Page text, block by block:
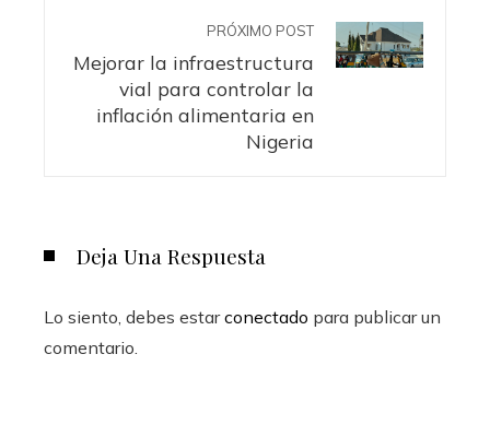
PRÓXIMO POST
Mejorar la infraestructura
vial para controlar la
inflación alimentaria en
Nigeria
Deja Una Respuesta
Lo siento, debes estarconectado para publicar un
comentario.